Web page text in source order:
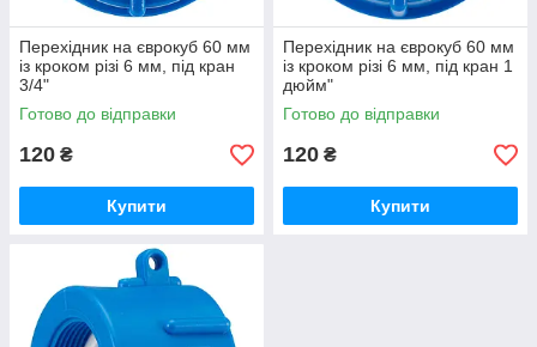
Перехідник на єврокуб 60 мм
із кроком різі 6 мм, під кран
3/4"
Готово до відправки
120 ₴
Купити
Перехідник на єврокуб 60 мм
із кроком різі 6 мм, під кран 1
дюйм"
Готово до відправки
120 ₴
Купити